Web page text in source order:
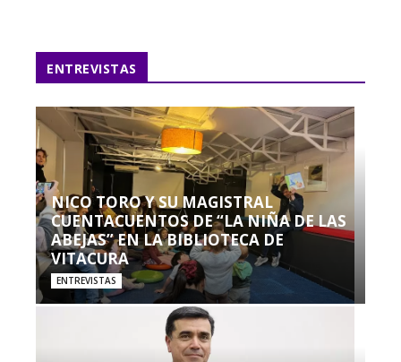
ENTREVISTAS
NICO TORO Y SU MAGISTRAL
CUENTACUENTOS DE “LA NIÑA DE LAS
ABEJAS” EN LA BIBLIOTECA DE
VITACURA
ENTREVISTAS